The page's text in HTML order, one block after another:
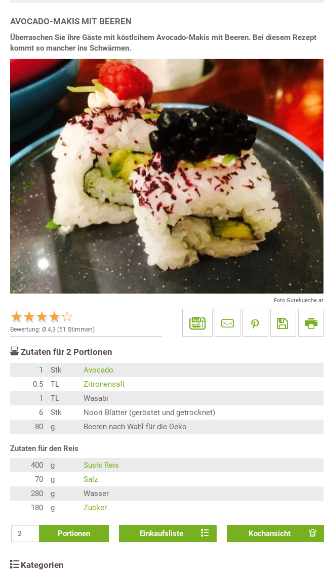
AVOCADO-MAKIS MIT BEEREN
Überraschen Sie ihre Gäste mit köstlcihem Avocado-Makis mit Beeren. Bei diesem Rezept
kommt so mancher ins Schwärmen.
Foto Gutekueche.at
Bewertung: Ø 4,3 (51 Stimmen)
Zutaten für 2 Portionen
1 Stk
Avocado
0.5
TL
Zitronensaft
1
TL
Wasabi
6
Stk
Noori Blätter (geröstet und getrocknet)
80
g Beeren nach Wahl für die Deko
Zutaten für den Reis
400
g
Sushi Reis
70
g
Salz
280
g
Wasser
180
g Zucker
Portionen Einkaufsliste Kochansicht
Kategorien